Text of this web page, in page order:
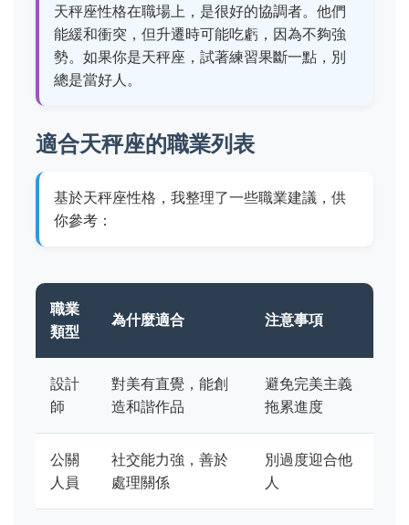
天秤座性格在職場上，是很好的協調者。他們
能緩和衝突，但升遷時可能吃虧，因為不夠強
勢。如果你是天秤座，試著練習果斷一點，別
總是當好人。
適合天秤座的職業列表
基於天秤座性格，我整理了一些職業建議，供
你參考：
職業
類型
為什麼適合 注意事項
設計
師
對美有直覺，能創
造和諧作品
避免完美主義
拖累進度
公關
人員
社交能力強，善於
處理關係
別過度迎合他
人